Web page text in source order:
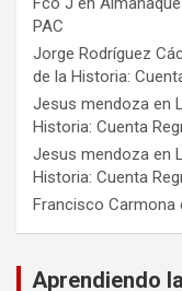
PAC
Jorge Rodríguez
de la Historia:
Jesus mendoza en
Historia: Cuenta
Jesus mendoza en
Historia: Cuenta
Francisco Carmona
Aprendiendo